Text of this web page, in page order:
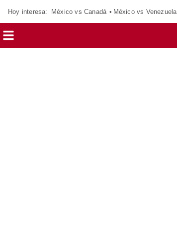
Hoy interesa: México vs Canadá México vs Venezuela